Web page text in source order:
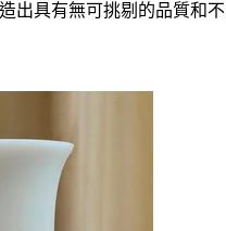
出具有無可挑剔的品質和不